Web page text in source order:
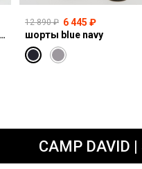
джинсы NI:CO:R611 light vintage print jogg
12 890 ₽ 6 445 ₽
шорты blue navy
CAMP DAVID |